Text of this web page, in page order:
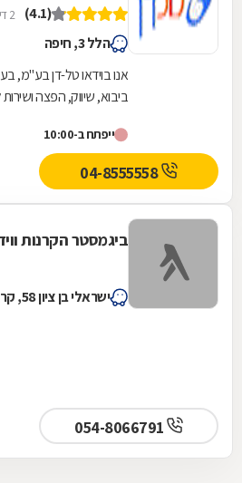
(4.1) 2 דירוגים
הלל 3, חיפה
ביבוא, שיווק, הפצה
כל...ייפתח ב-10:00
04-8555558
ביגמסטר הקרנות
ישראלי בן ציון 58, קריית חיים חיפה